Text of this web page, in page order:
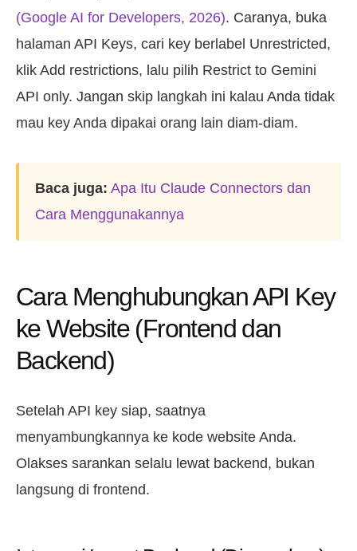
(Google AI for Developers, 2026). Caranya, buka
halaman API Keys, cari key berlabel Unrestricted,
klik Add restrictions, lalu pilih Restrict to Gemini
API only. Jangan skip langkah ini kalau Anda tidak
mau key Anda dipakai orang lain diam-diam.
Baca juga: Apa Itu Claude Connectors dan
Cara Menggunakannya
Cara Menghubungkan API Key
ke Website (Frontend dan
Backend)
Setelah API key siap, saatnya
menyambungkannya ke kode website Anda.
Olakses sarankan selalu lewat backend, bukan
langsung di frontend.